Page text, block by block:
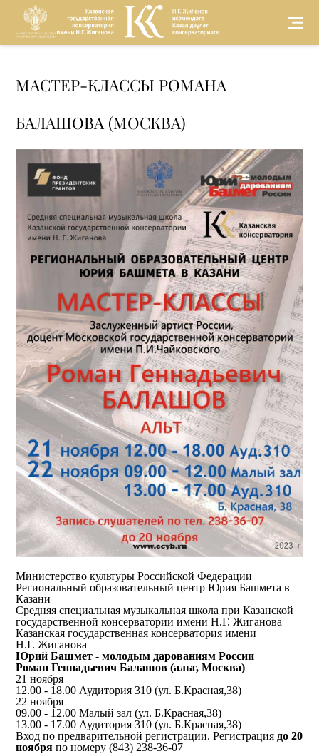
МАСТЕР-КЛАССЫ РОМАНА
БАЛАШОВА (МОСКВА)
Министерство культуры Российской Федерации
Региональный образовательный центр Юрия Башмета в
Казани
Средняя специальная музыкальная школа при Казанской
государственной консерватории имени Н.Г. Жиганова
Казанская государственная консерватория имени
Н.Г. Жиганова
Юрий Башмет - молодым дарованиям России
Роман Геннадьевич Балашов (альт, Москва)
21 ноября
12.00 - 18.00 Аудитория 310 (ул. Б.Красная,38)
22 ноября
09.00 - 12.00 Малый зал (ул. Б.Красная,38)
13.00 - 17.00 Аудитория 310 (ул. Б.Красная,38)
Вход по предварительной регистрации. Регистрация до 20
ноября по номеру (843) 238-36-07
слабовидящих